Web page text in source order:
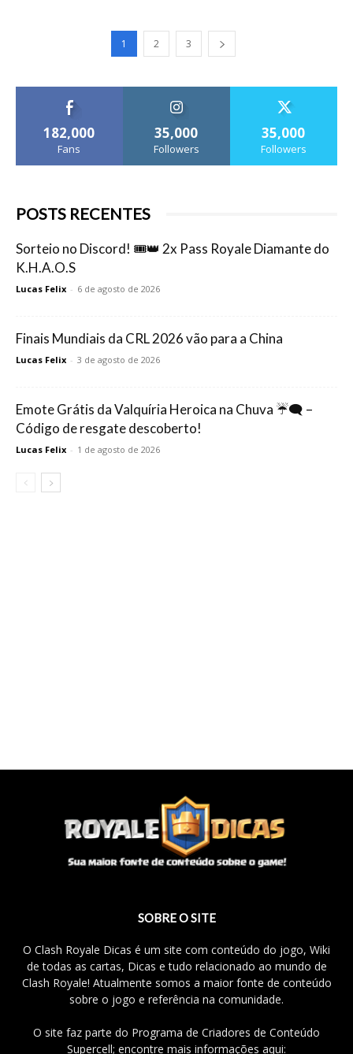
1 2 3
182,000
Fans
35,000
Followers
35,000
Followers
POSTS RECENTES
Sorteio no Discord! 🎟️👑 2x Pass Royale Diamante do
K.H.A.O.S
Lucas Felix - 6 de agosto de 2026
Finais Mundiais da CRL 2026 vão para a China
Lucas Felix - 3 de agosto de 2026
Emote Grátis da Valquíria Heroica na Chuva ☔🗨️ –
Código de resgate descoberto!
Lucas Felix - 1 de agosto de 2026
SOBRE O SITE
O Clash Royale Dicas é um site com conteúdo do jogo, Wiki
de todas as cartas, Dicas e tudo relacionado ao mundo de
Clash Royale! Atualmente somos a maior fonte de conteúdo
sobre o jogo e referência na comunidade.
O site faz parte do Programa de Criadores de Conteúdo
Supercell; encontre mais informações aqui: